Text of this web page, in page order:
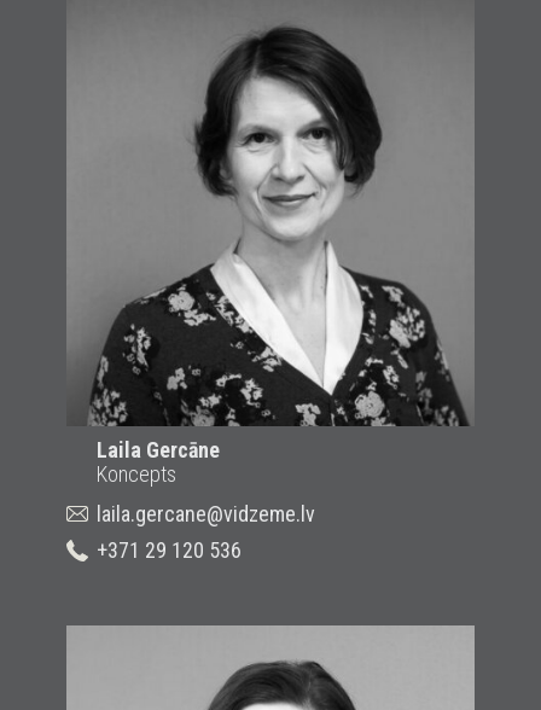
Laila Gercāne
Koncepts
laila.gercane@vidzeme.lv
+371 29 120 536